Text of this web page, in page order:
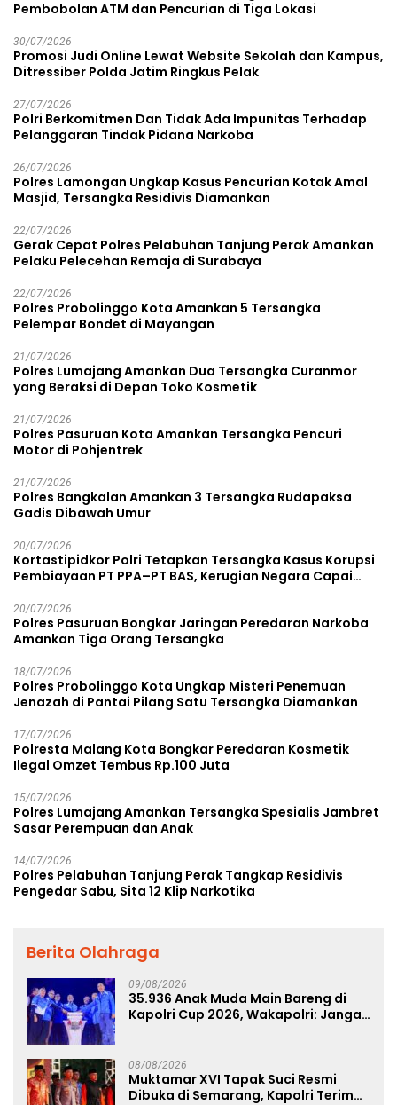
Pembobolan ATM dan Pencurian di Tiga Lokasi
30/07/2026
Promosi Judi Online Lewat Website Sekolah dan Kampus,
Ditressiber Polda Jatim Ringkus Pelak
27/07/2026
Polri Berkomitmen Dan Tidak Ada Impunitas Terhadap
Pelanggaran Tindak Pidana Narkoba
26/07/2026
Polres Lamongan Ungkap Kasus Pencurian Kotak Amal
Masjid, Tersangka Residivis Diamankan
22/07/2026
Gerak Cepat Polres Pelabuhan Tanjung Perak Amankan
Pelaku Pelecehan Remaja di Surabaya
22/07/2026
Polres Probolinggo Kota Amankan 5 Tersangka
Pelempar Bondet di Mayangan
21/07/2026
Polres Lumajang Amankan Dua Tersangka Curanmor
yang Beraksi di Depan Toko Kosmetik
21/07/2026
Polres Pasuruan Kota Amankan Tersangka Pencuri
Motor di Pohjentrek
21/07/2026
Polres Bangkalan Amankan 3 Tersangka Rudapaksa
Gadis Dibawah Umur
20/07/2026
Kortastipidkor Polri Tetapkan Tersangka Kasus Korupsi
Pembiayaan PT PPA–PT BAS, Kerugian Negara Capai
20/07/2026
Polres Pasuruan Bongkar Jaringan Peredaran Narkoba
Amankan Tiga Orang Tersangka
18/07/2026
Polres Probolinggo Kota Ungkap Misteri Penemuan
Jenazah di Pantai Pilang Satu Tersangka Diamankan
17/07/2026
Polresta Malang Kota Bongkar Peredaran Kosmetik
Ilegal Omzet Tembus Rp.100 Juta
15/07/2026
Polres Lumajang Amankan Tersangka Spesialis Jambret
Sasar Perempuan dan Anak
14/07/2026
Polres Pelabuhan Tanjung Perak Tangkap Residivis
Pengedar Sabu, Sita 12 Klip Narkotika
Berita Olahraga
09/08/2026
35.936 Anak Muda Main Bareng di
Kapolri Cup 2026, Wakapolri: Jangan
08/08/2026
Muktamar XVI Tapak Suci Resmi
Dibuka di Semarang, Kapolri Terima